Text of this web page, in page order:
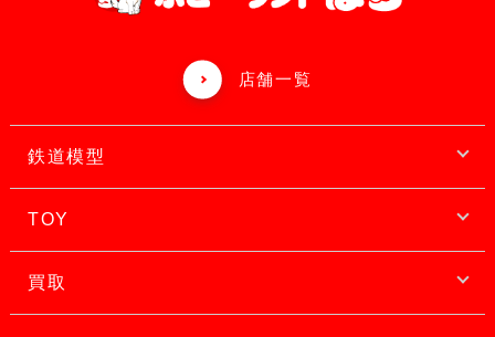
店舗一覧
鉄道模型
TOY
買取